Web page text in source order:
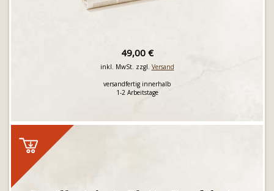
49,00 €
inkl. MwSt. zzgl. Versand
versandfertig innerhalb
1-2 Arbeitstage